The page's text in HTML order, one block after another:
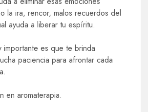
la ira, rencor, malos recuerdos del
ayuda a liberar tu espíritu.
importante es que te brinda
paciencia para afrontar cada
en aromaterapia.